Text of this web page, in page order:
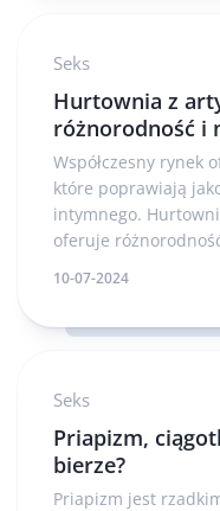
Seks
Hurtownia z
różnorodność i
Współczesny rynek
które poprawiają
intymnego.
oferuje
10-07-2024
Seks
Priapizm,
bierze?
Priapizm jest